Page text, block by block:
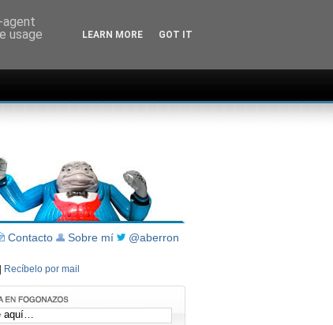
Contacto Sobre mí @aberron
Recíbelo por mail
agent
usage
LEARN MORE GOT IT